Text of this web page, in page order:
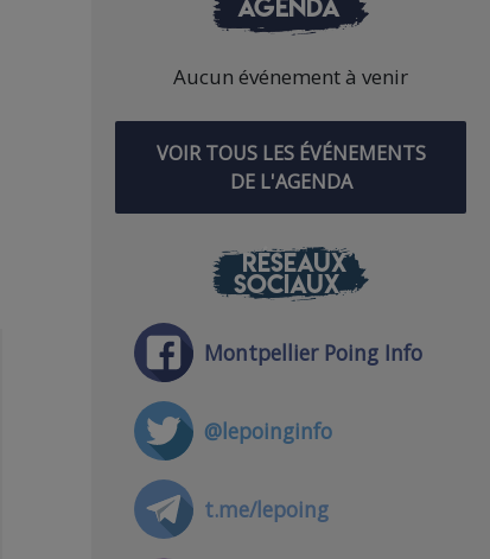
Aucun événement à venir
VOIR TOUS LES ÉVÉNEMENTS
DE L'AGENDA
RÉSEAUX
SOCIAUX
Montpellier Poing Info
@lepoinginfo
t.me/lepoing